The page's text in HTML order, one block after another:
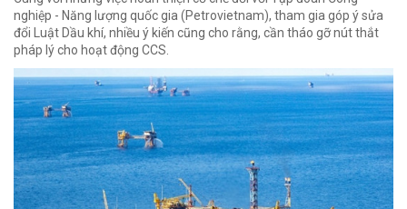
nghiệp - Năng lượng quốc gia (Petrovietnam), tham gia góp ý sửa
đổi Luật Dầu khí, nhiều ý kiến cũng cho rằng, cần tháo gỡ nút thắt
pháp lý cho hoạt động CCS.